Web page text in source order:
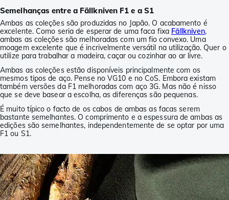
Semelhanças entre a Fällkniven F1 e a S1
Ambas as coleções são produzidas no Japão. O acabamento é
excelente. Como seria de esperar de uma faca fixa Fällkniven,
ambas as coleções são melhoradas com um fio convexo. Uma
moagem excelente que é incrivelmente versátil na utilização. Quer o
utilize para trabalhar a madeira, caçar ou cozinhar ao ar livre.
Ambas as coleções estão disponíveis principalmente com os
mesmos tipos de aço. Pense no VG10 e no CoS. Embora existam
também versões da F1 melhoradas com aço 3G. Mas não é nisso
que se deve basear a escolha, as diferenças são pequenas.
É muito típico o facto de os cabos de ambas as facas serem
bastante semelhantes. O comprimento e a espessura de ambas as
edições são semelhantes, independentemente de se optar por uma
F1 ou S1.